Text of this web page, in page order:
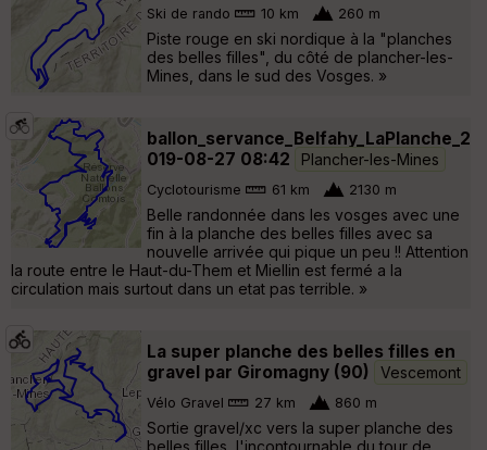
Ski de rando 10 km 260 m
Piste rouge en ski nordique à la "planches
des belles filles", du côté de plancher-les-
Mines, dans le sud des Vosges. »
ballon_servance_Belfahy_LaPlanche_2
019-08-27 08:42
Plancher-les-Mines
Cyclotourisme 61 km 2130 m
Belle randonnée dans les vosges avec une
fin à la planche des belles filles avec sa
nouvelle arrivée qui pique un peu !! Attention
la route entre le Haut-du-Them et Miellin est fermé a la
circulation mais surtout dans un etat pas terrible. »
La super planche des belles filles en
gravel par Giromagny (90)
Vescemont
Vélo Gravel 27 km 860 m
Sortie gravel/xc vers la super planche des
belles filles, l'incontournable du tour de